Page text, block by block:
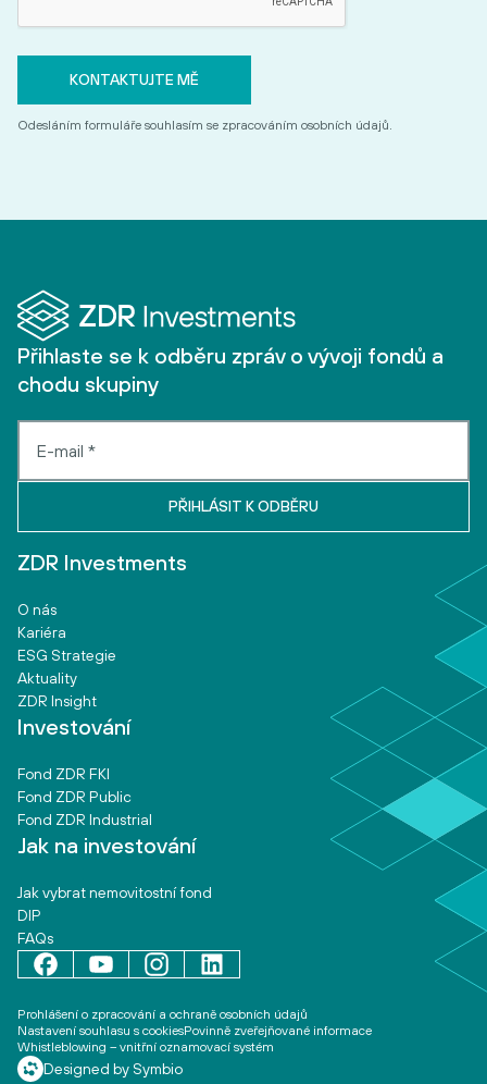
Odesláním formuláře souhlasím se zpracováním osobních údajů.
Přihlaste se k odběru zpráv o vývoji fondů a
chodu skupiny
ZDR Investments
O nás
Kariéra
ESG Strategie
Aktuality
ZDR Insight
Investování
Fond ZDR FKI
Fond ZDR Public
Fond ZDR Industrial
Jak na investování
Jak vybrat nemovitostní fond
DIP
FAQs
Prohlášení o zpracování a ochraně osobních údajů
Nastavení souhlasu s cookiesPovinně zveřejňované informace
Whistleblowing – vnitřní oznamovací systém
Designed by Symbio